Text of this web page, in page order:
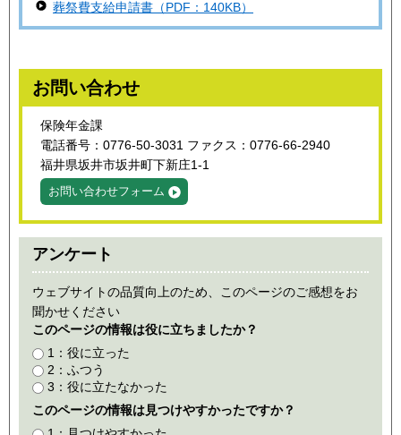
葬祭費支給申請書（PDF：140KB）
お問い合わせ
保険年金課
電話番号：0776-50-3031 ファクス：0776-66-2940
福井県坂井市坂井町下新庄1-1
お問い合わせフォーム
アンケート
ウェブサイトの品質向上のため、このページのご感想をお
聞かせください
このページの情報は役に立ちましたか？
1：役に立った
2：ふつう
3：役に立たなかった
このページの情報は見つけやすかったですか？